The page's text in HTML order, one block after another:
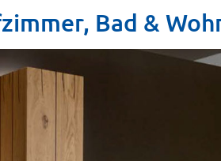
Bad &